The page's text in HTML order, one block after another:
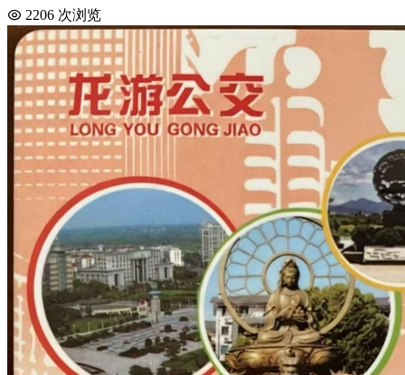
2206 次浏览